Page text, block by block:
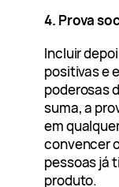
4. Prova
Incluir
positivas e
poderosas
suma, a
em
convencer
pessoas já
produto.